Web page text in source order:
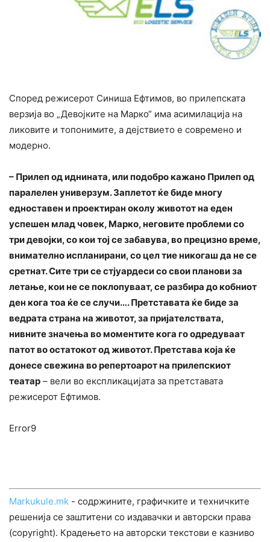
Според режисерот Синиша Ефтимов, во прилепската
верзија во „Девојките на Марко“ има асимилација на
ликовите и топонимите, а дејствието е современо и
модерно.
– Прилеп од иднината, или подобро кажано Прилеп од
паралелен универзум. Заплетот ќе биде многу
едноставен и проектиран околу животот на еден
успешен млад човек, Марко, неговите проблеми со
три девојки, со кои тој се забавува, во прецизно време,
внимателно испланирани, со цел тие никогаш да не се
сретнат. Сите три се стјуардеси со свои планови за
летање, кои не се поклопуваат, се разбира до кобниот
ден кога тоа ќе се случи…. Претставата ќе биде за
ведрата страна на животот, за пријателствата,
нивните значења во моментите кога го одредуваат
патот во остатокот од животот. Претстава која ќе
донесе свежина во репертоарот на прилепскиот
театар – вели во експликацијата за претставата
режисерот Ефтимов.
Error9
Markukule.mk - содржините, графичките и техничките
решенија се заштитени со издавачки и авторски права
(copyright). Крадењето на авторски текстови е казниво